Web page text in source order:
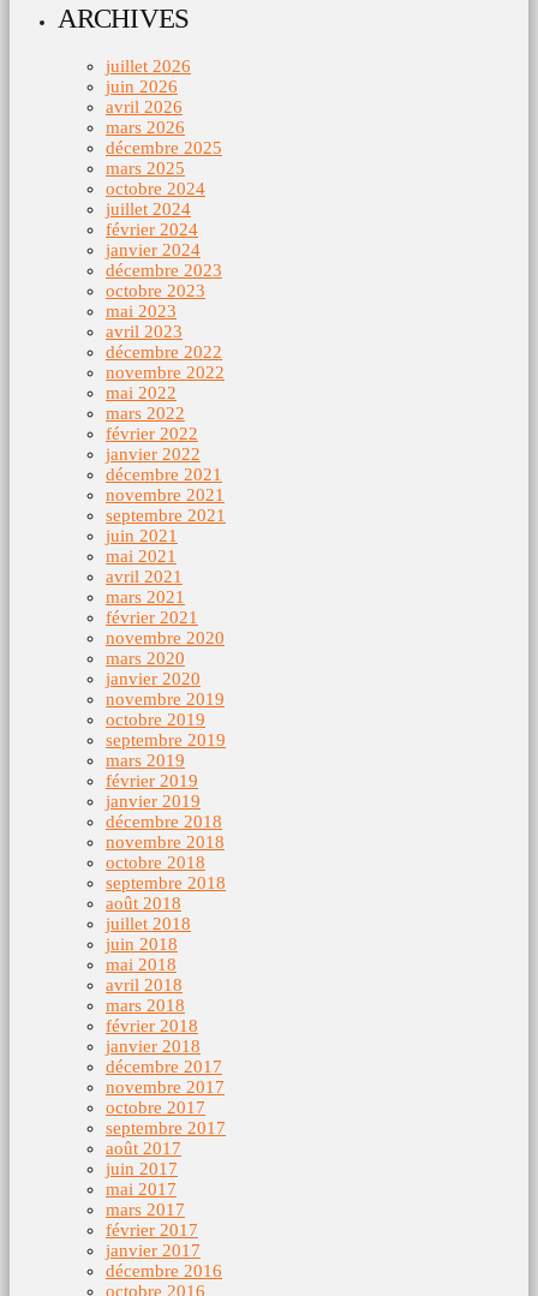
ARCHIVES
juillet 2026
juin 2026
avril 2026
mars 2026
décembre 2025
mars 2025
octobre 2024
juillet 2024
février 2024
janvier 2024
décembre 2023
octobre 2023
mai 2023
avril 2023
décembre 2022
novembre 2022
mai 2022
mars 2022
février 2022
janvier 2022
décembre 2021
novembre 2021
septembre 2021
juin 2021
mai 2021
avril 2021
mars 2021
février 2021
novembre 2020
mars 2020
janvier 2020
novembre 2019
octobre 2019
septembre 2019
mars 2019
février 2019
janvier 2019
décembre 2018
novembre 2018
octobre 2018
septembre 2018
août 2018
juillet 2018
juin 2018
mai 2018
avril 2018
mars 2018
février 2018
janvier 2018
décembre 2017
novembre 2017
octobre 2017
septembre 2017
août 2017
juin 2017
mai 2017
mars 2017
février 2017
janvier 2017
décembre 2016
octobre 2016